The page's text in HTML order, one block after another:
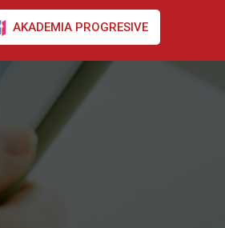
AKADEMIA PROGRESIVE